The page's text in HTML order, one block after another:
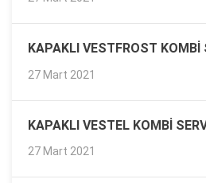
KAPAKLI VESTFROST KOMBI
27 Mart 2021
KAPAKLI VESTEL KOMBI
27 Mart 2021